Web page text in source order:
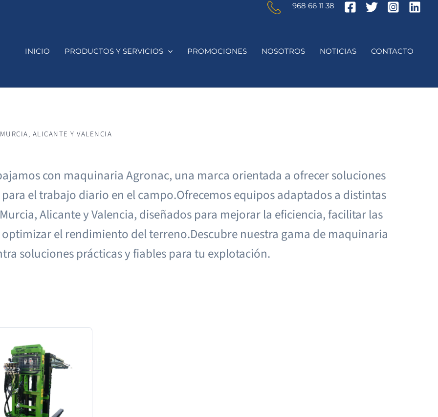
968 66 11 38
INICIO PRODUCTOS Y SERVICIOS PROMOCIONES NOSOTROS NOTICIAS CONTACTO
ALICANTE Y VALENCIA
con maquinaria Agronac, una marca orientada a ofrecer soluciones
para el trabajo diario en el campo.Ofrecemos equipos adaptados a distintas
Alicante y Valencia, diseñados para mejorar la eficiencia, facilitar las
el rendimiento del terreno.Descubre nuestra gama de maquinaria
soluciones prácticas y fiables para tu explotación.